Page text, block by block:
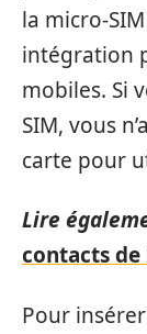
la micro-
intégration
mobiles. Si
SIM, vous
carte pour
Lire
contacts de
Pour